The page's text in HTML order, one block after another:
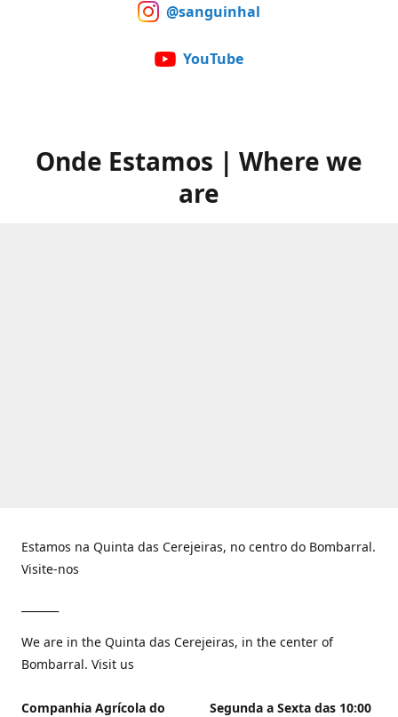
@sanguinhal
YouTube
Onde Estamos | Where we
are
Estamos na Quinta das Cerejeiras, no centro do Bombarral.
Visite-nos
We are in the Quinta das Cerejeiras, in the center of
Bombarral. Visit us
Companhia Agrícola do
Segunda a Sexta das 10:00